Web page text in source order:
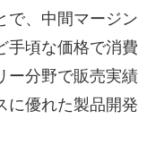
で、中間マージン
手頃な価格で消費
ー分野で販売実績
に優れた製品開発